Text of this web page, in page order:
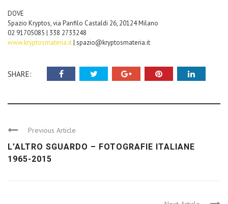
DOVE
Spazio Kryptos, via Panfilo Castaldi 26, 20124 Milano
02 91705085 | 338 2733248
www.kryptosmateria.it| spazio@kryptosmateria.it
SHARE:
Previous Article
L’ALTRO SGUARDO – FOTOGRAFIE ITALIANE
1965-2015